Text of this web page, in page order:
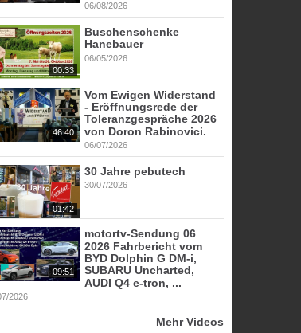
06/08/2026
00:33
Buschenschenke
Hanebauer
06/05/2026
46:40
Vom Ewigen Widerstand
- Eröffnungsrede der
Toleranzgespräche 2026
von Doron Rabinovici.
06/07/2026
01:42
30 Jahre pebutech
30/07/2026
09:51
motortv-Sendung 06
2026 Fahrbericht vom
BYD Dolphin G DM-i,
SUBARU Uncharted,
AUDI Q4 e-tron, ...
2026
Mehr Videos